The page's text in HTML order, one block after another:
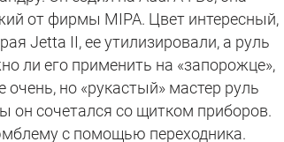
от фирмы MIPA. Цвет интересный,
Jetta II, ее утилизировали, а руль
ли его применить на «запорожце»,
но «рукастый» мастер руль
он сочетался со щитком приборов.
с помощью переходника.